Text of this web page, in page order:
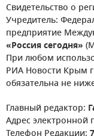
Свидетельство о
Учредитель:
предприятие
«Россия сегодня»
При любом
РИА Новости Крым
обязательна не
Главный редактор:
Адрес электронной